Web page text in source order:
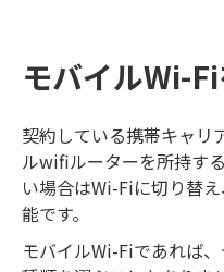
モバイルWi-
契約している携帯キャリ
ルwifiルーターを所持す
い場合はWi-Fiに切り替
能です。
モバイルWi-Fiであれば